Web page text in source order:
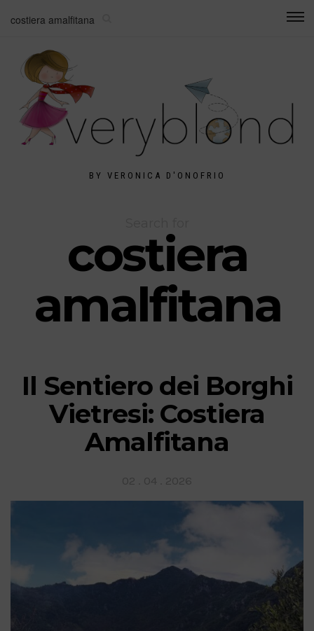
BY VERONICA D'ONOFRIO
costiera
amalfitana
Il Sentiero dei Borghi
Vietresi: Costiera
Amalfitana
on